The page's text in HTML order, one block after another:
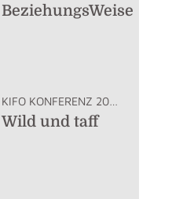
BeziehungsWeise
KIFO KONFERENZ 2021
Wild und taff